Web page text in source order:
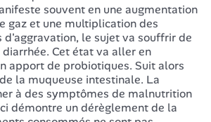
souvent en une augmentation
gaz et une multiplication des
d'aggravation, le sujet va souffrir de
Cet état va aller en
apport de probiotiques. Suit alors
la muqueuse intestinale. La
à des symptômes de malnutrition
démontre un dérèglement de la